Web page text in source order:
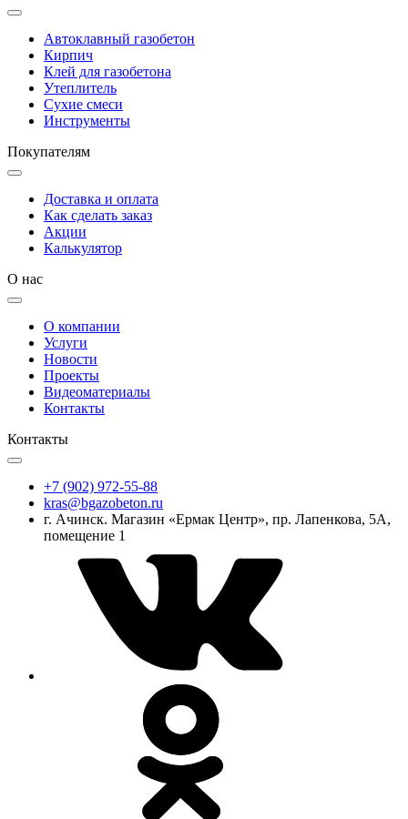
Автоклавный газобетон
Кирпич
Клей для газобетона
Утеплитель
Сухие смеси
Инструменты
Покупателям
Доставка и оплата
Как сделать заказ
Акции
Калькулятор
О нас
О компании
Услуги
Новости
Проекты
Видеоматериалы
Контакты
Контакты
+7 (902) 972-55-88
kras@bgazobeton.ru
г. Ачинск. Магазин «Ермак Центр», пр. Лапенкова, 5А,
помещение 1